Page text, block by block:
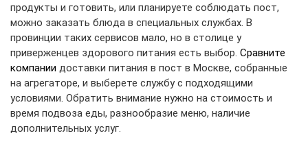
продукты и готовить, или планируете соблюдать пост,
можно заказать блюда в специальных службах. В
провинции таких сервисов мало, но в столице у
приверженцев здорового питания есть выбор. Сравните
компании доставки питания в пост в Москве, собранные
на агрегаторе, и выберете службу с подходящими
условиями. Обратить внимание нужно на стоимость и
время подвоза еды, разнообразие меню, наличие
дополнительных услуг.